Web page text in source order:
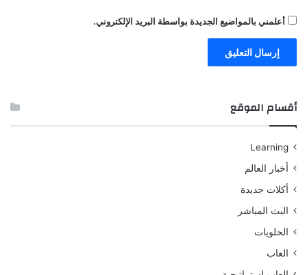
أعلمني بالمواضيع الجديدة بواسطة البريد الإلكتروني.
أقسام الموقع
Learning
أخبار العالم
أكلات جديدة
البث المباشر
الحلويات
العاب